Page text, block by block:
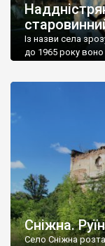
Із назви села
до 1965 року
Наддністрянське
сіл. У селі є
Сніжна.
Село Сніжна